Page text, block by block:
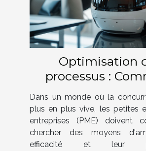
Optimisation
processus :
transforme les
Dans un monde où la
plus en plus vive, les petites
entreprises (PME) doivent
chercher des moyens
efficacité et leur